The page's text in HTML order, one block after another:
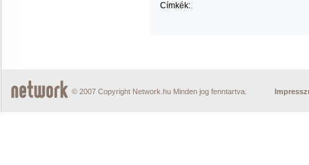
Címkék:
© 2007 Copyright Network.hu Minden jog fenntartva.